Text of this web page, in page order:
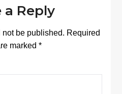
a Reply
be published. Required
marked *